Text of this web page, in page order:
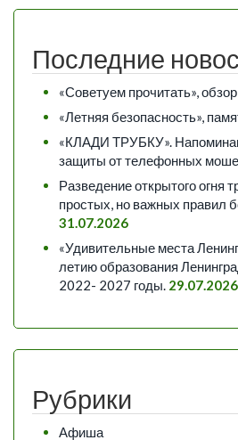
Последние
«Советуем прочитать», обзор
«Летняя безопасность»,
«КЛАДИ ТРУБКУ».
защиты от телефонных
Разведение открытого огня
простых, но важных правил
31.07.2026
«Удивительные места
летию образования
2022- 2027 годы. 29.07.2026
Рубрики
Афиша